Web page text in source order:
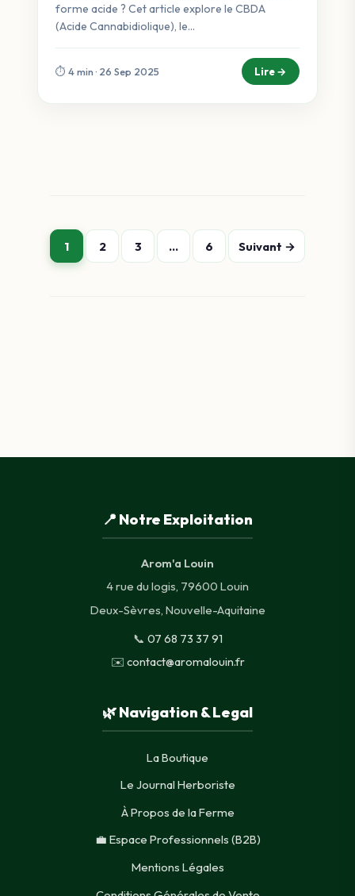
forme acide ? Cet article explore le CBDA
(Acide Cannabidiolique), le...
⏱️ 4 min · 26 Sep 2025 Lire →
Navigation
des
1 2 3 … 6 Suivant →
📍 Notre Exploitation
Arom'a Louin
4 rue du logis, 79600 Louin
Deux-Sèvres, Nouvelle-Aquitaine
📞 07 68 73 37 91
✉️ contact@aromalouin.fr
🌿 Navigation & Legal
La Boutique
Le Journal Herboriste
À Propos de la Ferme
💼 Espace Professionnels (B2B)
Mentions Légales